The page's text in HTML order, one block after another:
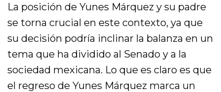
La posición de Yunes Márquez y su padre
se torna crucial en este contexto, ya que
su decisión podría inclinar la balanza en un
tema que ha dividido al Senado y a la
sociedad mexicana. Lo que es claro es que
el regreso de Yunes Márquez marca un